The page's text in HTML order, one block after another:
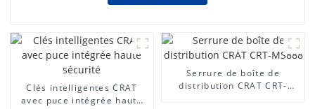
Clés intelligentes CRAT
avec puce intégrée haute
Serrure de boîte de
distribution CRAT CRT-